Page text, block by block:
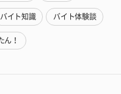
バイト知識 バイト体験談
ん！